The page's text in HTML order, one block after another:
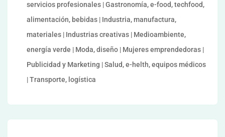
servicios profesionales | Gastronomía, e-food, techfood,
alimentación, bebidas | Industria, manufactura,
materiales | Industrias creativas | Medioambiente,
energía verde | Moda, diseño | Mujeres emprendedoras |
Publicidad y Marketing | Salud, e-helth, equipos médicos
| Transporte, logística